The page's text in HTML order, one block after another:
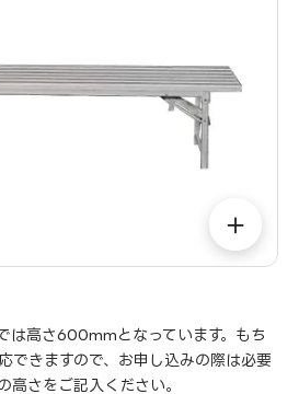
＋
は高さ600mmとなっています。もち
できますので、お申し込みの際は必要
高さをご記入ください。